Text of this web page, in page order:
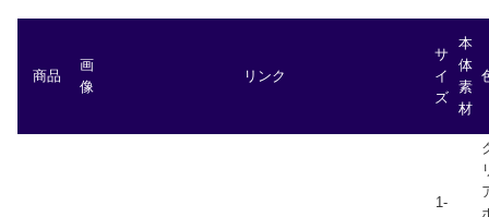
商品
画
像
リンク
サ
イ
ズ
本
体
素
材
1-